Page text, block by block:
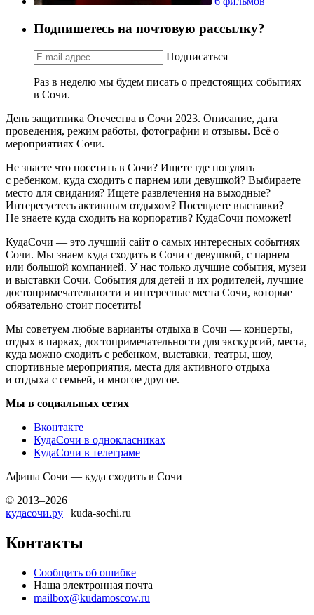
Подпишетесь на почтовую рассылку?
Подписаться
Раз в неделю мы будем писать о предстоящих событиях
в Сочи.
День защитника Отечества в Сочи 2023. Описание, дата
проведения, режим работы, фотографии и отзывы. Всё о
мероприятиях Сочи.
Не знаете что посетить в Сочи? Ищете где погулять
с ребенком, куда сходить с парнем или девушкой? Выбираете
место для свидания? Ищете развлечения на выходные?
Интересуетесь активным отдыхом? Посещаете выставки?
Не знаете куда сходить на корпоратив? КудаСочи поможет!
КудаСочи — это лучший сайт о самых интересных событиях
Сочи. Мы знаем куда сходить в Сочи с девушкой, с парнем
или большой компанией. У нас только лучшие события, музеи
и выставки Сочи. События для детей и их родителей, лучшие
достопримечательности и интересные места Сочи, которые
обязательно стоит посетить!
Мы советуем любые варианты отдыха в Сочи — концерты,
отдых в парках, достопримечательности для экскурсий, места,
куда можно сходить с ребенком, выставки, театры, шоу,
спортивные мероприятия, места для активного отдыха
и отдыха с семьей, и многое другое.
Мы в социальных сетях
Вконтакте
КудаСочи в однокласниках
КудаСочи в телеграме
Афиша Сочи — куда сходить в Сочи
© 2013–2026
кудасочи.ру | kuda-sochi.ru
Контакты
Сообщить об ошибке
Наша электронная почта
mailbox@kudamoscow.ru